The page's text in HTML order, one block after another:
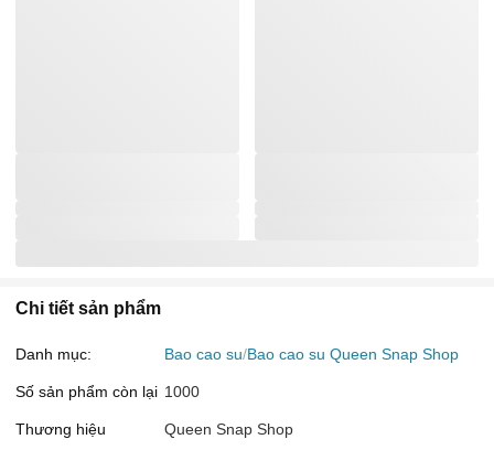
Chi tiết sản phẩm
Danh mục: Bao cao su Bao cao su Queen Snap Shop
Số sản phẩm còn lại 1000
Thương hiệu Queen Snap Shop